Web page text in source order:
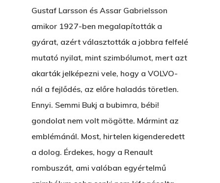
Gustaf Larsson és Assar Gabrielsson
amikor 1927-ben megalapították a
gyárat, azért választották a jobbra felfelé
mutató nyilat, mint szimbólumot, mert azt
akarták jelképezni vele, hogy a VOLVO-
nál a fejlődés, az előre haladás töretlen.
Ennyi. Semmi Bukj a bubimra, bébi!
gondolat nem volt mögötte. Mármint az
emblémánál. Most, hirtelen kigenderedett
a dolog. Érdekes, hogy a Renault
rombuszát, ami valóban egyértelmű